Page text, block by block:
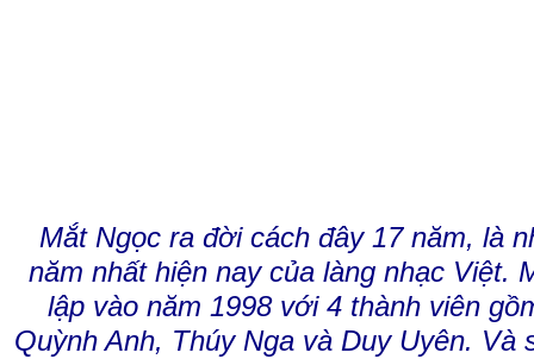
Mắt Ngọc ra đời cách đây 17 năm, là
năm nhất hiện nay của làng nhạc Việt.
lập vào năm 1998 với 4 thành viên
Quỳnh Anh, Thúy Nga và Duy Uyên. Và